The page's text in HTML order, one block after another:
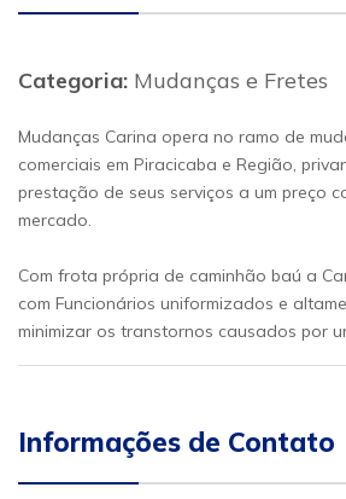
Categoria: Mudanças e Fretes
Mudanças Carina opera no ramo de
comerciais em Piracicaba e Região,
prestação de seus serviços a um preço
mercado.
Com frota própria de caminhão baú a
com Funcionários uniformizados e
minimizar os transtornos causados por
Informações de Contato